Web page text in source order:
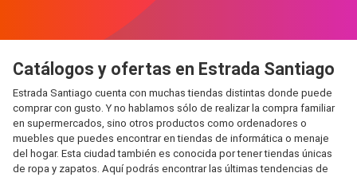
Catálogos y ofertas en Estrada Santiago
Estrada Santiago cuenta con muchas tiendas distintas donde puede
comprar con gusto. Y no hablamos sólo de realizar la compra familiar
en supermercados, sino otros productos como ordenadores o
muebles que puedes encontrar en tiendas de informática o menaje
del hogar. Esta ciudad también es conocida por tener tiendas únicas
de ropa y zapatos. Aquí podrás encontrar las últimas tendencias de